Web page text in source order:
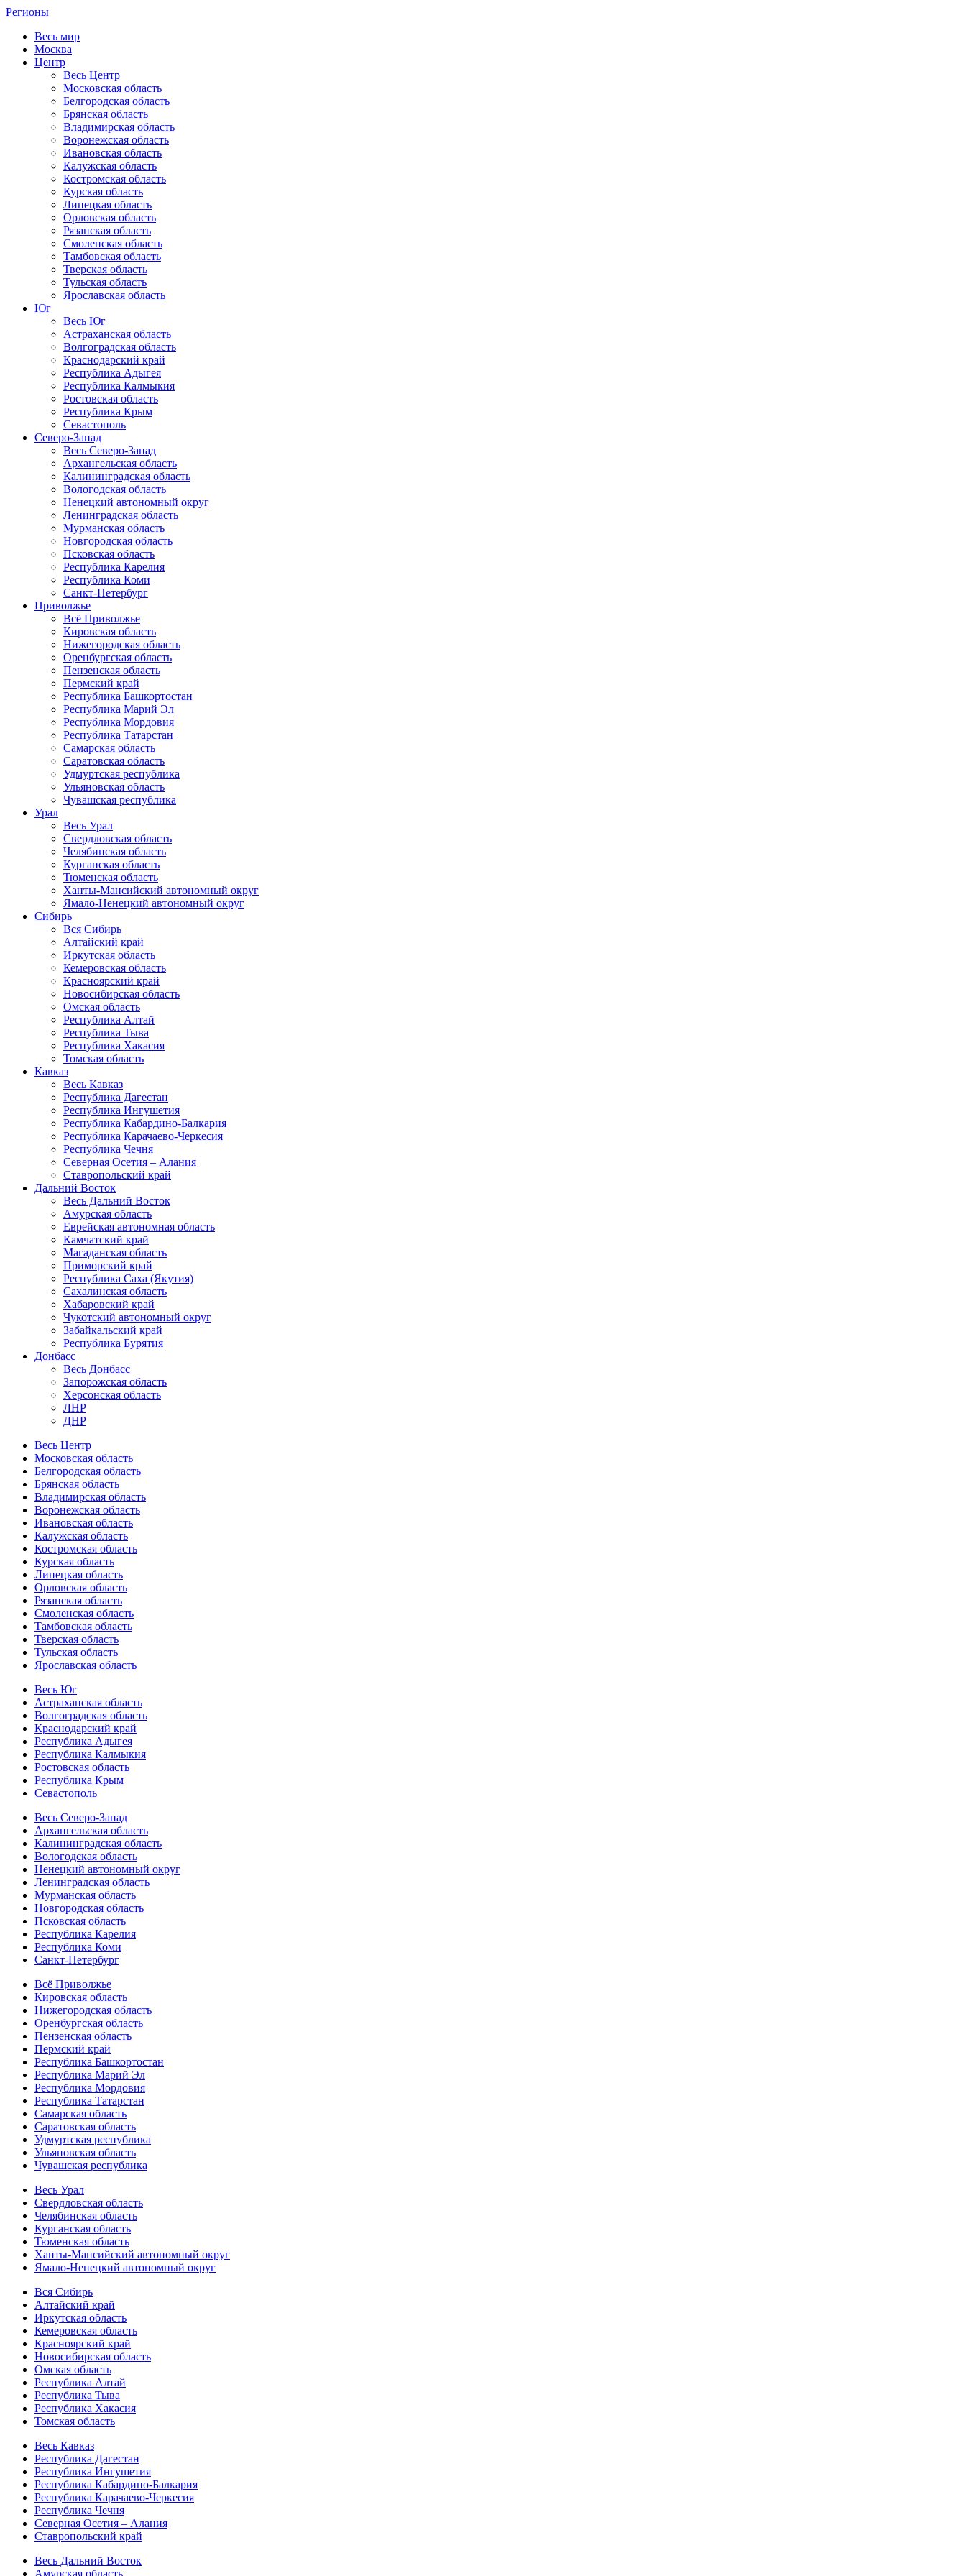
Регионы
Весь мир
Москва
Центр
Весь Центр
Московская область
Белгородская область
Брянская область
Владимирская область
Воронежская область
Ивановская область
Калужская область
Костромская область
Курская область
Липецкая область
Орловская область
Рязанская область
Смоленская область
Тамбовская область
Тверская область
Тульская область
Ярославская область
Юг
Весь Юг
Астраханская область
Волгоградская область
Краснодарский край
Республика Адыгея
Республика Калмыкия
Ростовская область
Республика Крым
Севастополь
Северо-Запад
Весь Северо-Запад
Архангельская область
Калининградская область
Вологодская область
Ненецкий автономный округ
Ленинградская область
Мурманская область
Новгородская область
Псковская область
Республика Карелия
Республика Коми
Санкт-Петербург
Приволжье
Всё Приволжье
Кировская область
Нижегородская область
Оренбургская область
Пензенская область
Пермский край
Республика Башкортостан
Республика Марий Эл
Республика Мордовия
Республика Татарстан
Самарская область
Саратовская область
Удмуртская республика
Ульяновская область
Чувашская республика
Урал
Весь Урал
Свердловская область
Челябинская область
Курганская область
Тюменская область
Ханты-Мансийский автономный округ
Ямало-Ненецкий автономный округ
Сибирь
Вся Сибирь
Алтайский край
Иркутская область
Кемеровская область
Красноярский край
Новосибирская область
Омская область
Республика Алтай
Республика Тыва
Республика Хакасия
Томская область
Кавказ
Весь Кавказ
Республика Дагестан
Республика Ингушетия
Республика Кабардино-Балкария
Республика Карачаево-Черкесия
Республика Чечня
Северная Осетия – Алания
Ставропольский край
Дальний Восток
Весь Дальний Восток
Амурская область
Еврейская автономная область
Камчатский край
Магаданская область
Приморский край
Республика Саха (Якутия)
Сахалинская область
Хабаровский край
Чукотский автономный округ
Забайкальский край
Республика Бурятия
Донбасс
Весь Донбасс
Запорожская область
Херсонская область
ЛНР
ДНР
Весь Центр
Московская область
Белгородская область
Брянская область
Владимирская область
Воронежская область
Ивановская область
Калужская область
Костромская область
Курская область
Липецкая область
Орловская область
Рязанская область
Смоленская область
Тамбовская область
Тверская область
Тульская область
Ярославская область
Весь Юг
Астраханская область
Волгоградская область
Краснодарский край
Республика Адыгея
Республика Калмыкия
Ростовская область
Республика Крым
Севастополь
Весь Северо-Запад
Архангельская область
Калининградская область
Вологодская область
Ненецкий автономный округ
Ленинградская область
Мурманская область
Новгородская область
Псковская область
Республика Карелия
Республика Коми
Санкт-Петербург
Всё Приволжье
Кировская область
Нижегородская область
Оренбургская область
Пензенская область
Пермский край
Республика Башкортостан
Республика Марий Эл
Республика Мордовия
Республика Татарстан
Самарская область
Саратовская область
Удмуртская республика
Ульяновская область
Чувашская республика
Весь Урал
Свердловская область
Челябинская область
Курганская область
Тюменская область
Ханты-Мансийский автономный округ
Ямало-Ненецкий автономный округ
Вся Сибирь
Алтайский край
Иркутская область
Кемеровская область
Красноярский край
Новосибирская область
Омская область
Республика Алтай
Республика Тыва
Республика Хакасия
Томская область
Весь Кавказ
Республика Дагестан
Республика Ингушетия
Республика Кабардино-Балкария
Республика Карачаево-Черкесия
Республика Чечня
Северная Осетия – Алания
Ставропольский край
Весь Дальний Восток
Амурская область